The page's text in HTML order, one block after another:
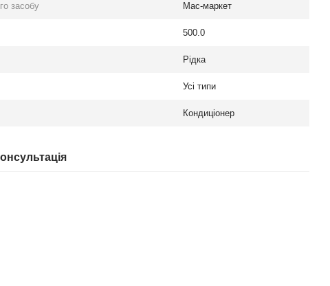
засобу Мас-маркет
500.0
Рідка
Усі типи
Кондиціонер